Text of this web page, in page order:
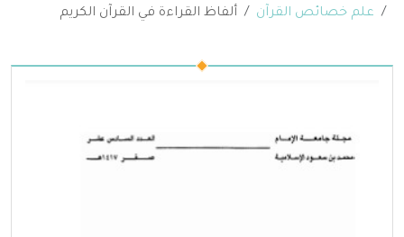
علم خصائص القرآن
ألفاظ القراءة في القرآن الكريم